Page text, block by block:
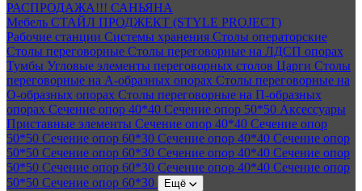
РАСПРОДАЖА!!! САНЬЯНА
Мебель СТАЙЛ ПРОДЖЕКТ (STYLE PROJECT)
Рабочие станции Системы хранения Столы операторские
Столы переговорные Столы переговорные на ЛДСП опорах
Тумбы Угловые элементы переговорных столов Царги Столы
переговорные на А-образных опорах Столы переговорные на
О-образных опорах Столы переговорные на П-образных
опорах Сечение опор 40*40 Сечение опор 50*50 Аксессуары
Приставные элементы Сечение опор 40*40 Сечение опор
50*50 Сечение опор 60*30 Сечение опор 40*40 Сечение опор
50*50 Сечение опор 60*30 Сечение опор 40*40 Сечение опор
50*50 Сечение опор 60*30 Сечение опор 40*40 Сечение опор
50*50 Сечение опор 60*30 Ещё